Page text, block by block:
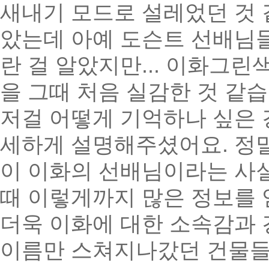
새내기 모드로 설레었던 것
았는데 아예 도슨트 선배님
란 걸 알았지만... 이화그린
을 그때 처음 실감한 것 같
저걸 어떻게 기억하나 싶은
세하게 설명해주셨어요. 정
이 이화의 선배님이라는 사
때 이렇게까지 많은 정보를
더욱 이화에 대한 소속감과
이름만 스쳐지나갔던 건물